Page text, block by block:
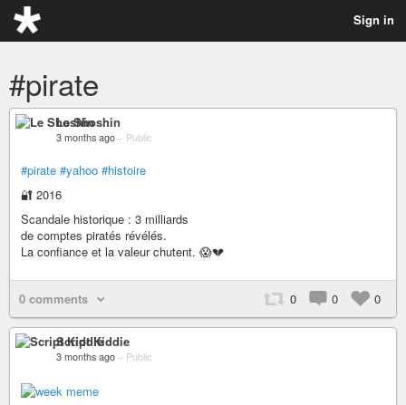
Sign in
#pirate
Le Shoshin
3 months ago – Public
#pirate #yahoo #histoire
🔐 2016
Scandale historique : 3 milliards
de comptes piratés révélés.
La confiance et la valeur chutent. 😱💔
0 comments 0 0 0
Script Kiddie
3 months ago – Public